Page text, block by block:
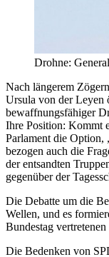
Drohne:
Nach längerem
Ursula von der Leyen
bewaffnungsfähiger
Ihre Position: Kommt
Parlament die Option,
bezogen auch die
der entsandten
gegenüber der
Die Debatte um die
Wellen, und es
Bundestag vertretenen
Die Bedenken von